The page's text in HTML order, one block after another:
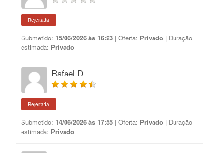
Rejeitada
Submetido: 15/06/2026 às 16:23 | Oferta: Privado | Duração
estimada: Privado
Rafael D
Rejeitada
Submetido: 14/06/2026 às 17:55 | Oferta: Privado | Duração
estimada: Privado